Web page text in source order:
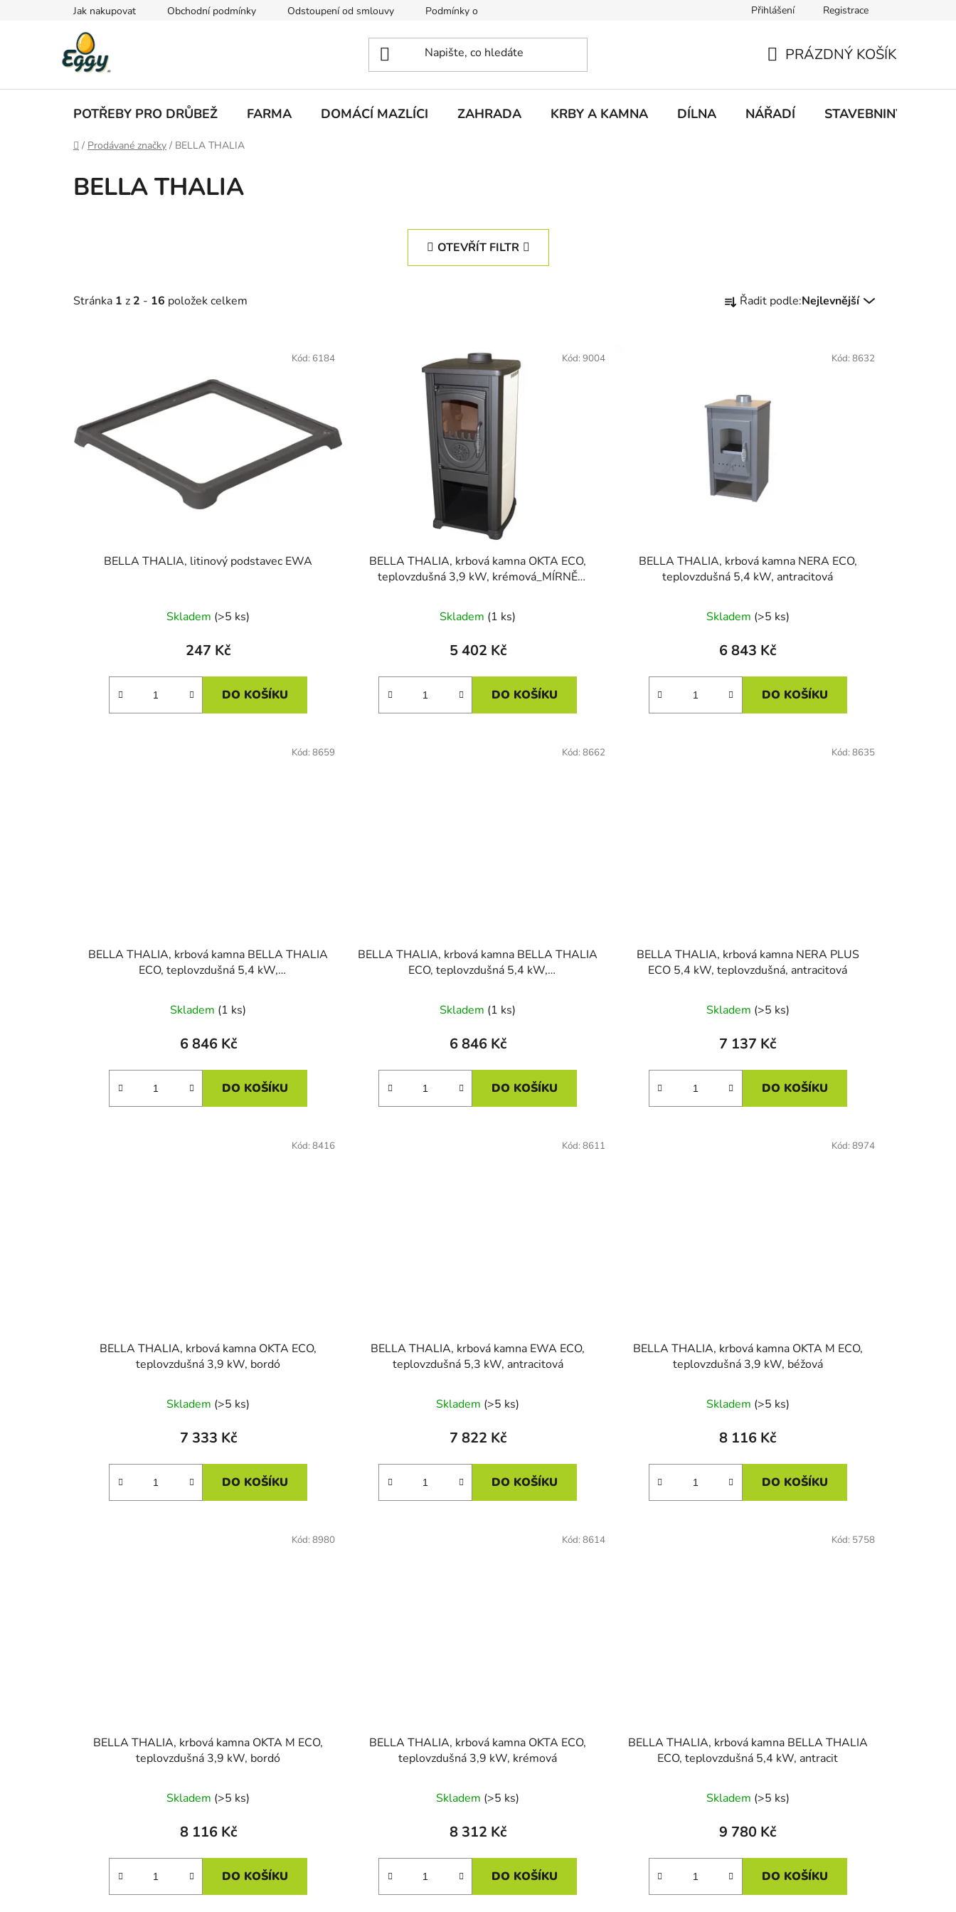
Jak nakupovat Obchodní podmínky Odstoupení od smlouvy Podmínky ochrany osobních údajů Doprava a platbaPřihlášení Registrace
KOŠÍK
PRÁZDNÝ KOŠÍK
POTŘEBY PRO DRŮBEŽ FARMA DOMÁCÍ MAZLÍCI ZAHRADA KRBY A KAMNA DÍLNA NÁŘADÍ STAVEBNINY
Domů
/ Prodávané značky / BELLA THALIA
BELLA THALIA
OTEVŘÍT FILTR
Stránka 1 z 2 - 16 položek celkem
a
p
r
o
d
u
k
Řadit podle:Nejlevnější
p
BELLA THALIA, litinový podstavec EWA
Skladem (>5 ks)
247 Kč
DO KOŠÍKU
Kód: 6184
BELLA THALIA, krbová kamna OKTA ECO,
teplovzdušná 3,9 kW, krémová_MÍRNĚ
Skladem (1 ks)
5 402 Kč
DO KOŠÍKU
Kód: 9004
BELLA THALIA, krbová kamna NERA ECO,
teplovzdušná 5,4 kW, antracitová
Skladem (>5 ks)
6 843 Kč
DO KOŠÍKU
Kód: 8632
BELLA THALIA, krbová kamna BELLA THALIA
ECO, teplovzdušná 5,4 kW,
Skladem (1 ks)
6 846 Kč
DO KOŠÍKU
Kód:8659
BELLA THALIA, krbová kamna BELLA THALIA
ECO, teplovzdušná 5,4 kW,
Skladem (1 ks)
6 846 Kč
DO KOŠÍKU
Kód: 8662
BELLA THALIA, krbová kamna NERA PLUS
ECO 5,4 kW, teplovzdušná, antracitová
Skladem (>5 ks)
7 137 Kč
DO KOŠÍKU
Kód: 8635
BELLA THALIA, krbová kamna OKTA ECO,
teplovzdušná 3,9 kW, bordó
Skladem (>5 ks)
7 333 Kč
DO KOŠÍKU
Kód:8416
BELLA THALIA, krbová kamna EWA ECO,
teplovzdušná 5,3 kW, antracitová
Skladem (>5 ks)
7 822 Kč
DO KOŠÍKU
Kód: 8611
BELLA THALIA, krbová kamna OKTA M ECO,
teplovzdušná 3,9 kW, béžová
Skladem (>5 ks)
8 116 Kč
DO KOŠÍKU
Kód: 8974
BELLA THALIA, krbová kamna OKTA M ECO,
teplovzdušná 3,9 kW, bordó
Skladem (>5 ks)
8 116 Kč
DO KOŠÍKU
Kód:8980
BELLA THALIA, krbová kamna OKTA ECO,
teplovzdušná 3,9 kW, krémová
Skladem (>5 ks)
8 312 Kč
DO KOŠÍKU
Kód: 8614
BELLA THALIA, krbová kamna BELLA THALIA
ECO, teplovzdušná 5,4 kW, antracit
Skladem (>5 ks)
9 780 Kč
DO KOŠÍKU
Kód: 5758